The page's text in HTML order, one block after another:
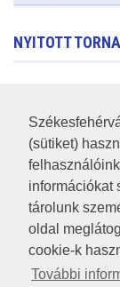
(sütiket)
információkat
tárolunk
oldal
cookie-k
További
NYITOTT
RSS
A HONLAP
JOGI
IMPRESSZUM